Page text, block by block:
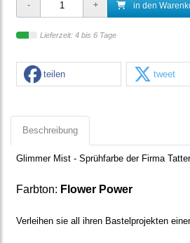
in den
Lieferzeit: 4 bis 6 Tage
teilen tweet
Beschreibung
Glimmer Mist - Sprühfarbe der Firma
Farbton: Flower Power
Verleihen sie all ihren Bastelprojekten